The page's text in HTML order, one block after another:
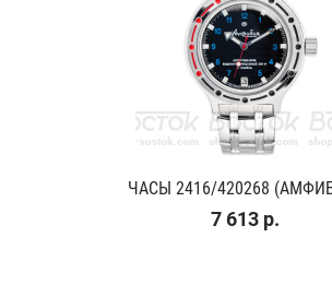
ЧАСЫ 2416/420268
7 613 р.